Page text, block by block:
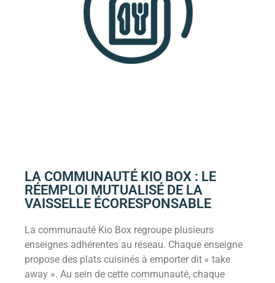
LA COMMUNAUTÉ KIO BOX : LE
RÉEMPLOI MUTUALISÉ DE LA
VAISSELLE ÉCORESPONSABLE
La communauté Kio Box regroupe plusieurs
enseignes adhérentes au réseau. Chaque enseigne
propose des plats cuisinés à emporter dit « take
away ». Au sein de cette communauté, chaque